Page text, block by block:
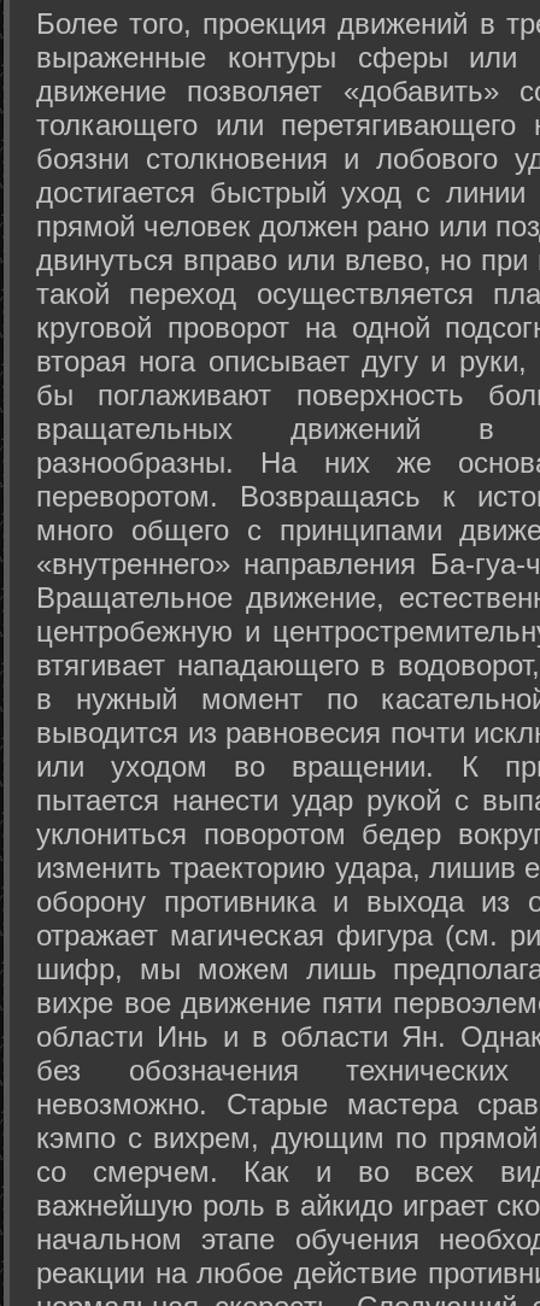
Более того, проекция движений в
выраженные контуры сферы или
движение позволяет «добавить»
толкающего или перетягивающего
боязни столкновения и лобового
достигается быстрый уход с
прямой человек должен рано или
двинуться вправо или влево, но
такой переход осуществляется
круговой проворот на одной
вторая нога описывает дугу и
бы поглаживают поверхность
вращательных движений в
разнообразны. На них же
переворотом. Возвращаясь к
много общего с принципами
«внутреннего» направления Ба-
Вращательное движение,
центробежную и
втягивает нападающего в
в нужный момент по
выводится из равновесия почти
или уходом во вращении. К
пытается нанести удар рукой с
уклониться поворотом бедер
изменить траекторию удара, лишив
оборону противника и выхода из
отражает магическая фигура (см.
шифр, мы можем лишь
вихре вое движение пяти
области Инь и в области Ян.
без обозначения
невозможно. Старые мастера
кэмпо с вихрем, дующим по
со смерчем. Как и во всех
важнейшую роль в айкидо играет
начальном этапе обучения
реакции на любое действие